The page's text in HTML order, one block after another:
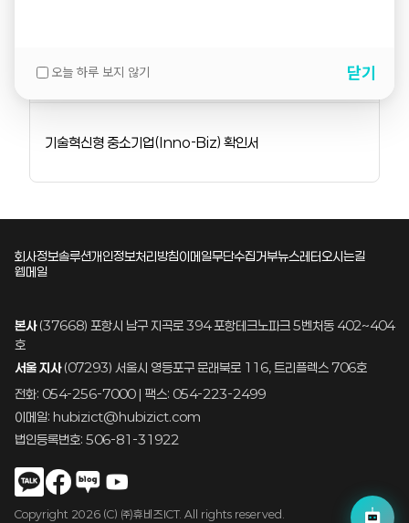
설명
기술혁신형 중소기업(Inno-Biz) 확인서
회사정보솔루션개인정보처리방침이메일무단수집거부뉴스레터오시는길
웹메일
본사(37668) 포항시 남구 지곡로 394 포항테크노파크 5벤처동 402~404
호
서울 지사(07293) 서울시 영등포구 문래북로 116, 트리플렉스 706호
전화: 054-256-7000 | 팩스: 054-223-2499
이메일: hubizict@hubizict.com
법인등록번호: 506-81-31922
Copyright 2026 (C) ㈜휴비즈ICT. All rights reserved.
오늘 하루 보지 않기 닫기